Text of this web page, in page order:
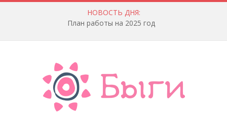
НОВОСТЬ ДНЯ:
План работы на 2025 год